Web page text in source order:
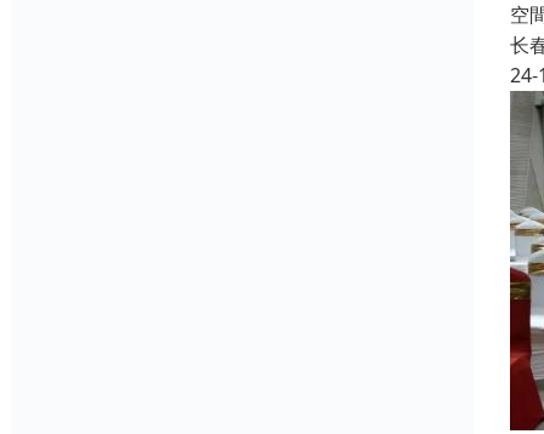
空
长
24-